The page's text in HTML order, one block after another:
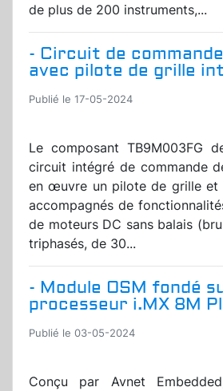
de plus de 200 instruments,...
- Circuit de
avec pilote de grille
Publié le 17-05-2024
Le composant TB9M003FG
circuit intégré de commande
en œuvre un pilote de grille et
accompagnés de
de moteurs DC sans balais
triphasés, de 30...
- Module OSM fondé
processeur i.MX 8M
Publié le 03-05-2024
Conçu par Avnet